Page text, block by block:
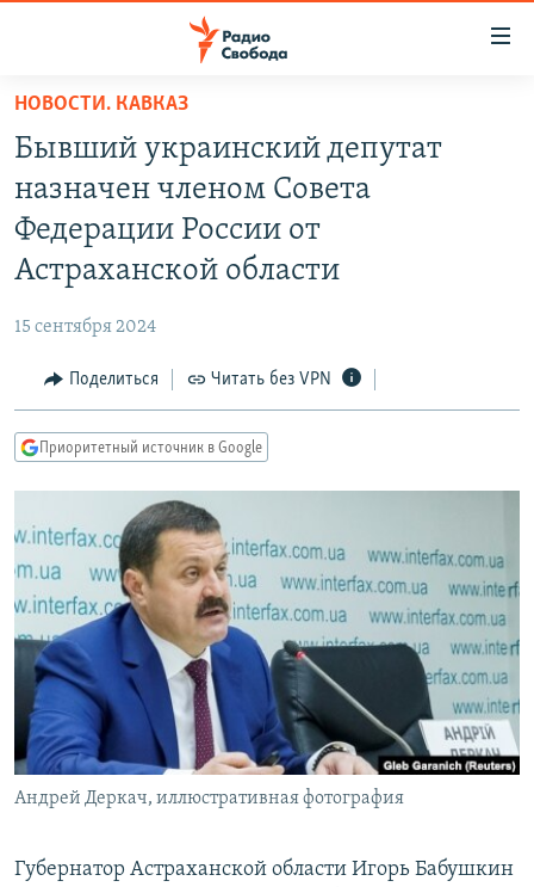
упрощенного
доступа
основному
содержанию
Вернутся
навигации
Вернутся
АВТОРСКИЕ ПРОЕКТЫ
ЦИТАТЫ СВОБОДЫ
КУЛЬТУРА
IDEL.РЕАЛИИ
КАВКАЗ.РЕАЛИИ
СИБИРЬ.РЕАЛИИ
РАСПИСАНИЕ ВЕЩАНИЯ
ПОДПИШИТЕСЬ НА РАССЫЛКУ
СОЦИАЛЬНЫЕ СЕТИ
НОВОСТИ. КАВКАЗ
Бывший украинский депутат
назначен членом Совета
Федерации России от
Астраханской области
15 сентября 2024
Поделиться Читать без VPN
Приоритетный источник в Google
Андрей Деркач, иллюстративная фотография
Губернатор Астраханской области Игорь Бабушкин